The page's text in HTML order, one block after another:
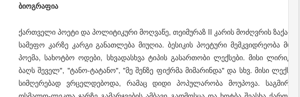
ბიოგრაფია
ქართველი პოეტი და პოლიტიკური მოღვაწე, თეიმურაზ II კარის მოძღვრის ზაქარია
სამეფო კარზე კარგი განათლება მიუღია. ბესიკის პოეტური მემკვიდრეობა
პოემა, სახოტბო ოდები, სხვადასხვა ტიპის გასართობი ლექსები. მისი
ბაღს შეველ", "ტანო-ტატანო", "მე შენზე ფიქრმა მიმარინდა" და სხვ. მისი
სიმღერებად ვრცელდებოდა, რამაც დიდი პოპულარობა მოუპოვა. საგმირო-